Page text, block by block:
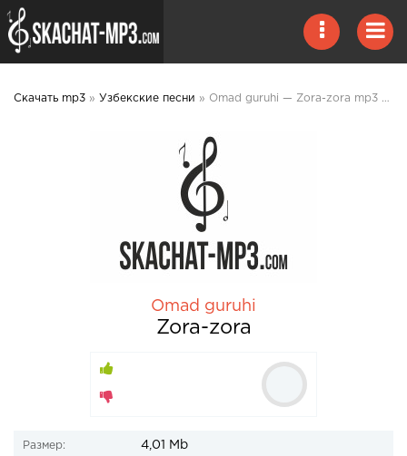
Скачать mp3 » Узбекские песни » Omad guruhi — Zora-zora mp3 скачать
Omad guruhi
Zora-zora
Размер: 4,01 Mb